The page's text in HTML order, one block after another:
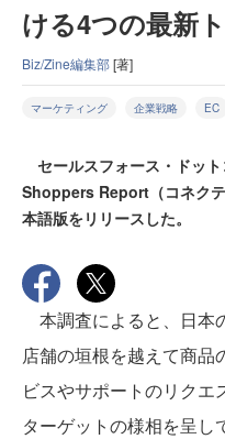
ける4つの最新
Biz/Zine編集部[著]
マーケティング 企業戦略 EC
セールスフォース・ドッ
Shoppers Report（コネク
本語版をリリースした。
本調査によると、日本
店舗の垣根を越えて商品
ビスやサポートのリクエ
ターゲットの様相を呈し